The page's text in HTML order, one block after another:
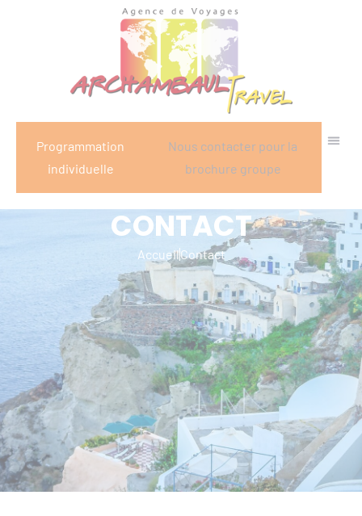
Programmation
individuelle
Nous contacter pour la
brochure groupe
CONTACT
AccueilContact
Panneau de gestion des cookies